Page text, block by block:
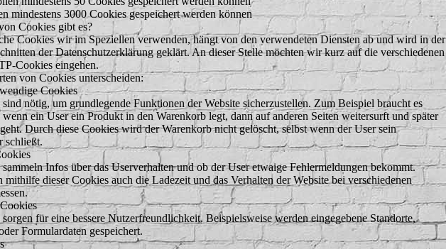
mindestens 3000 Cookies gespeichert werden können
Cookies gibt es?
Cookies wir im Speziellen verwenden, hängt von den verwendeten Diensten ab und wird in der
der Datenschutzerklärung geklärt. An dieser Stelle möchten wir kurz auf die verschiedenen
Cookies eingehen.
von Cookies unterscheiden:
Cookies
nötig, um grundlegende Funktionen der Website sicherzustellen. Zum Beispiel braucht es
wenn ein User ein Produkt in den Warenkorb legt, dann auf anderen Seiten weitersurft und später
Durch diese Cookies wird der Warenkorb nicht gelöscht, selbst wenn der User sein
schließt.
Infos über das Userverhalten und ob der User etwaige Fehlermeldungen bekommt.
mithilfe dieser Cookies auch die Ladezeit und das Verhalten der Website bei verschiedenen
für eine bessere Nutzerfreundlichkeit. Beispielsweise werden eingegebene Standorte,
Formulardaten gespeichert.